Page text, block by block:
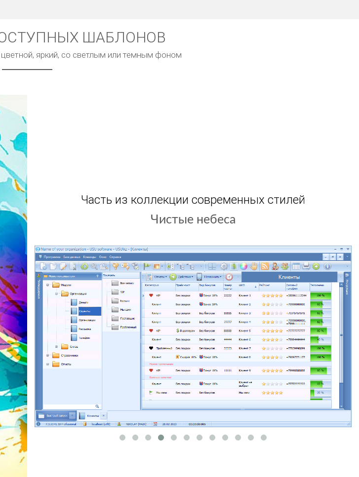
ШАБЛОНОВ
яркий, со светлым или темным фоном
Часть из коллекции современных стилей
Игровой дизайн